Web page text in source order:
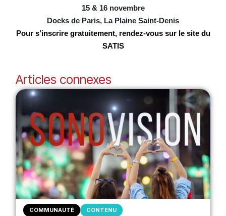
15 & 16 novembre
Docks de Paris, La Plaine Saint-Denis
Pour s’inscrire gratuitement, rendez-vous sur le site du
SATIS
Articles connexes
COMMUNAUTÉ CONTENU